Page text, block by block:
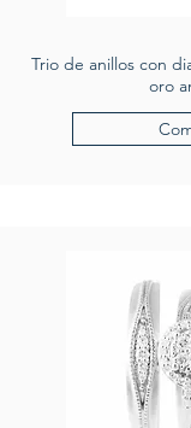
Trio de anillos con
oro